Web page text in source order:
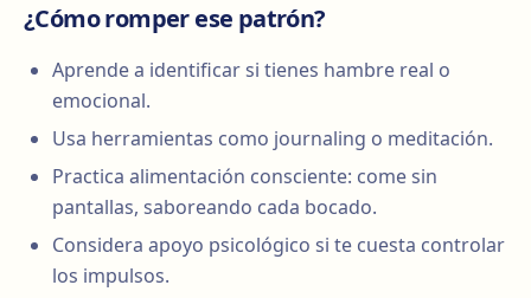
¿Cómo romper ese patrón?
Aprende a identificar si tienes hambre real o
emocional.
Usa herramientas como journaling o meditación.
Practica alimentación consciente: come sin
pantallas, saboreando cada bocado.
Considera apoyo psicológico si te cuesta controlar
los impulsos.